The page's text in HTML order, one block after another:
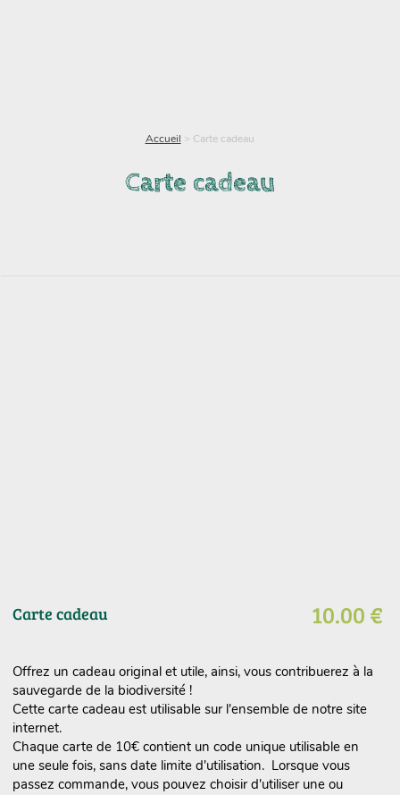
Accueil > Carte cadeau
Carte cadeau
Carte cadeau 10.00 €
Offrez un cadeau original et utile, ainsi, vous contribuerez à la
sauvegarde de la biodiversité !
Cette carte cadeau est utilisable sur l'ensemble de notre site
internet.
Chaque carte de 10€ contient un code unique utilisable en
une seule fois, sans date limite d'utilisation. Lorsque vous
passez commande, vous pouvez choisir d'utiliser une ou